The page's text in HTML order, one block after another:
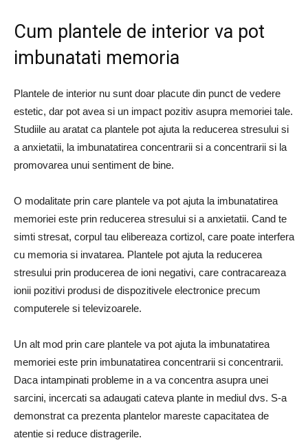
Cum plantele de interior va pot
imbunatati memoria
Plantele de interior nu sunt doar placute din punct de vedere
estetic, dar pot avea si un impact pozitiv asupra memoriei tale.
Studiile au aratat ca plantele pot ajuta la reducerea stresului si
a anxietatii, la imbunatatirea concentrarii si a concentrarii si la
promovarea unui sentiment de bine.
O modalitate prin care plantele va pot ajuta la imbunatatirea
memoriei este prin reducerea stresului si a anxietatii. Cand te
simti stresat, corpul tau elibereaza cortizol, care poate interfera
cu memoria si invatarea. Plantele pot ajuta la reducerea
stresului prin producerea de ioni negativi, care contracareaza
ionii pozitivi produsi de dispozitivele electronice precum
computerele si televizoarele.
Un alt mod prin care plantele va pot ajuta la imbunatatirea
memoriei este prin imbunatatirea concentrarii si concentrarii.
Daca intampinati probleme in a va concentra asupra unei
sarcini, incercati sa adaugati cateva plante in mediul dvs. S-a
demonstrat ca prezenta plantelor mareste capacitatea de
atentie si reduce distragerile.